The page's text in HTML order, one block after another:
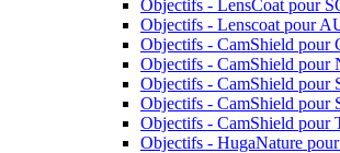
Objectifs - LensCoat pour
Objectifs - Lenscoat pour
Objectifs - CamShield pour
Objectifs - CamShield pour
Objectifs - CamShield pour
Objectifs - CamShield pour
Objectifs - CamShield pour
Objectifs - HugaNature